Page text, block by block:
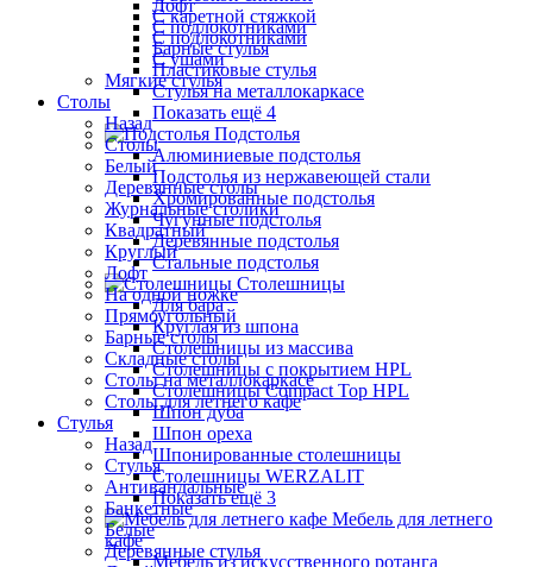
Лофт
С подлокотниками
Барные стулья
Пластиковые стулья
Стулья на металлокаркасе
Показать ещё 4
Подстолья
Алюминиевые подстолья
Подстолья из нержавеющей стали
Хромированные подстолья
Чугунные подстолья
Деревянные подстолья
Стальные подстолья
Столешницы
Для бара
Круглая из шпона
Столешницы из массива
Столешницы с покрытием HPL
Столешницы Сompact Top HPL
Шпон дуба
Шпон ореха
Шпонированные столешницы
Столешницы WERZALIT
Показать ещё 3
Мебель для летнего
кафе
Мебель из искусственного ротанга
С каретной стяжкой
С подлокотниками
С ушами
Мягкие стулья
Столы
Назад
Столы
Белый
Деревянные столы
Журнальные столики
Квадратный
Круглый
Лофт
На одной ножке
Прямоугольный
Барные столы
Складные столы
Столы на металлокаркасе
Столы для летнего кафе
Стулья
Назад
Стулья
Антивандальные
Банкетные
Белые
Деревянные стулья